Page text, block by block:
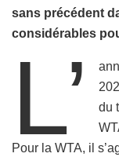
sans précédent
considérables
L’
du
Pour la WTA, il